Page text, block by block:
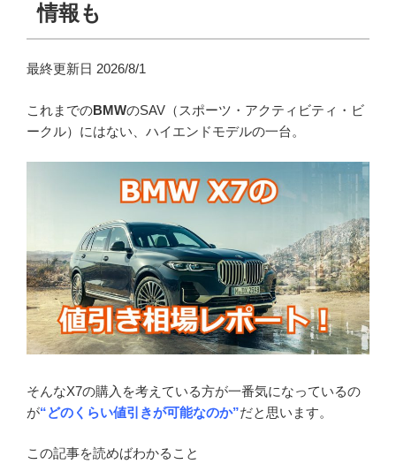
情報も
最終更新日 2026/8/1
これまでのBMWのSAV（スポーツ・アクティビティ・ビ
ークル）にはない、ハイエンドモデルの一台。
そんなX7の購入を考えている方が一番気になっているの
が“どのくらい値引きが可能なのか”だと思います。
この記事を読めばわかること